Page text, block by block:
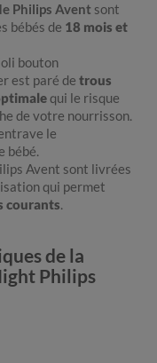
Philips Avent sont
bébés de 18 mois et
bouton
est paré de trous
qui le risque
de votre nourrisson.
le
bébé.
Avent sont livrées
qui permet
courants.
de la
Philips